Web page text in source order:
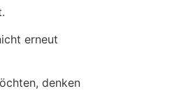
erneut
denken